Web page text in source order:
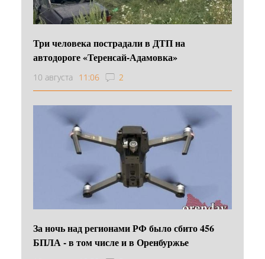
Три человека пострадали в ДТП на
автодороге «Теренсай-Адамовка»
10 августа 11:06 2
За ночь над регионами РФ было сбито 456
БПЛА - в том числе и в Оренбуржье